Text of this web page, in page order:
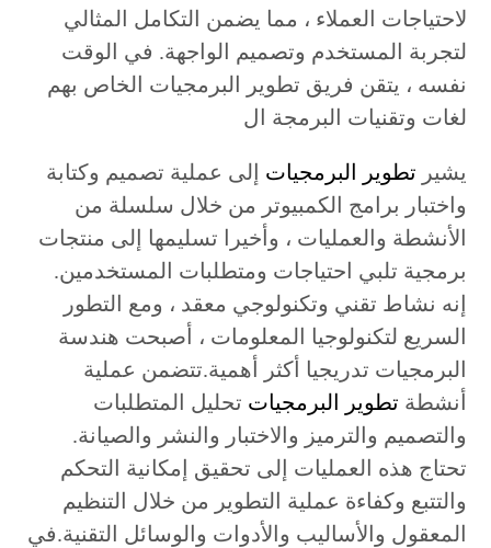
لاحتياجات العملاء ، مما يضمن التكامل المثالي
لتجربة المستخدم وتصميم الواجهة. في الوقت
نفسه ، يتقن فريق تطوير البرمجيات الخاص بهم
لغات وتقنيات البرمجة ال
يشير تطوير البرمجيات إلى عملية تصميم وكتابة
واختبار برامج الكمبيوتر من خلال سلسلة من
الأنشطة والعمليات ، وأخيرا تسليمها إلى منتجات
برمجية تلبي احتياجات ومتطلبات المستخدمين.
إنه نشاط تقني وتكنولوجي معقد ، ومع التطور
السريع لتكنولوجيا المعلومات ، أصبحت هندسة
البرمجيات تدريجيا أكثر أهمية.تتضمن عملية
أنشطة تطوير البرمجيات تحليل المتطلبات
والتصميم والترميز والاختبار والنشر والصيانة.
تحتاج هذه العمليات إلى تحقيق إمكانية التحكم
والتتبع وكفاءة عملية التطوير من خلال التنظيم
المعقول والأساليب والأدوات والوسائل التقنية.في